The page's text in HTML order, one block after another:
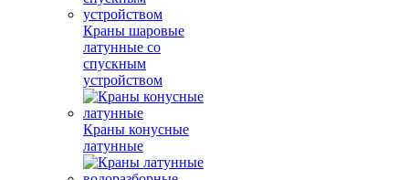
Краны шаровые
латунные со
спускным
устройством
Краны конусные
латунные